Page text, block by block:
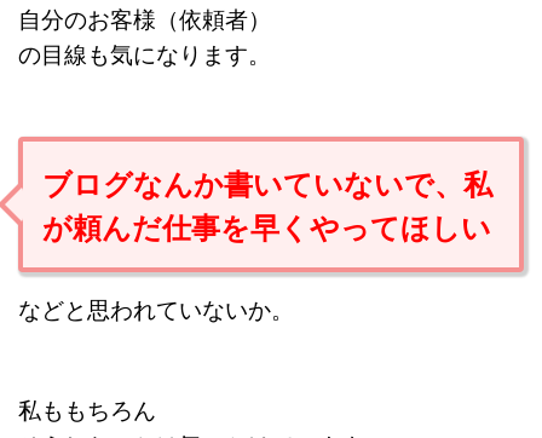
自分のお客様（依頼者）
の目線も気になります。
ブログなんか書いていないで、私
が頼んだ仕事を早くやってほしい
などと思われていないか。
私ももちろん